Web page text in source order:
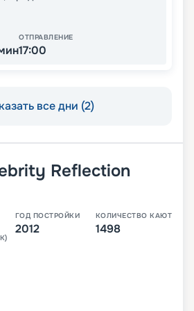
ОТПРАВЛЕНИЕ
17:00
все дни (2)
Reflection
ГОД ПОСТРОЙКИ
2012
КОЛИЧЕСТВО КАЮТ
1498